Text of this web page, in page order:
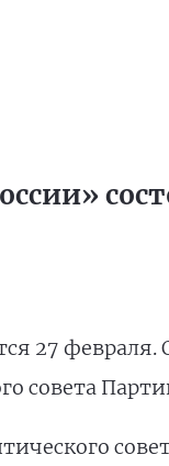
27 февраля.
совета